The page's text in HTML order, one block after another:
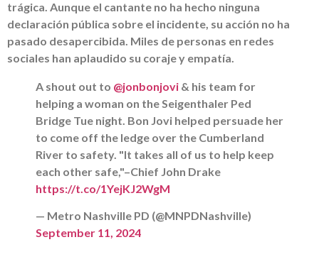
trágica. Aunque el cantante no ha hecho ninguna
declaración pública sobre el incidente, su acción no ha
pasado desapercibida. Miles de personas en redes
sociales han aplaudido su coraje y empatía.
A shout out to @jonbonjovi & his team for
helping a woman on the Seigenthaler Ped
Bridge Tue night. Bon Jovi helped persuade her
to come off the ledge over the Cumberland
River to safety. "It takes all of us to help keep
each other safe,"–Chief John Drake
https://t.co/1YejKJ2WgM
— Metro Nashville PD (@MNPDNashville)
September 11, 2024